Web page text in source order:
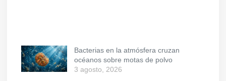
Bacterias en la atmósfera cruzan
océanos sobre motas de polvo
3 agosto, 2026